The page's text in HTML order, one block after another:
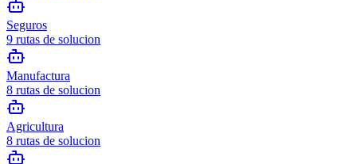
Seguros
9 rutas de solucion
Manufactura
8 rutas de solucion
Agricultura
8 rutas de solucion